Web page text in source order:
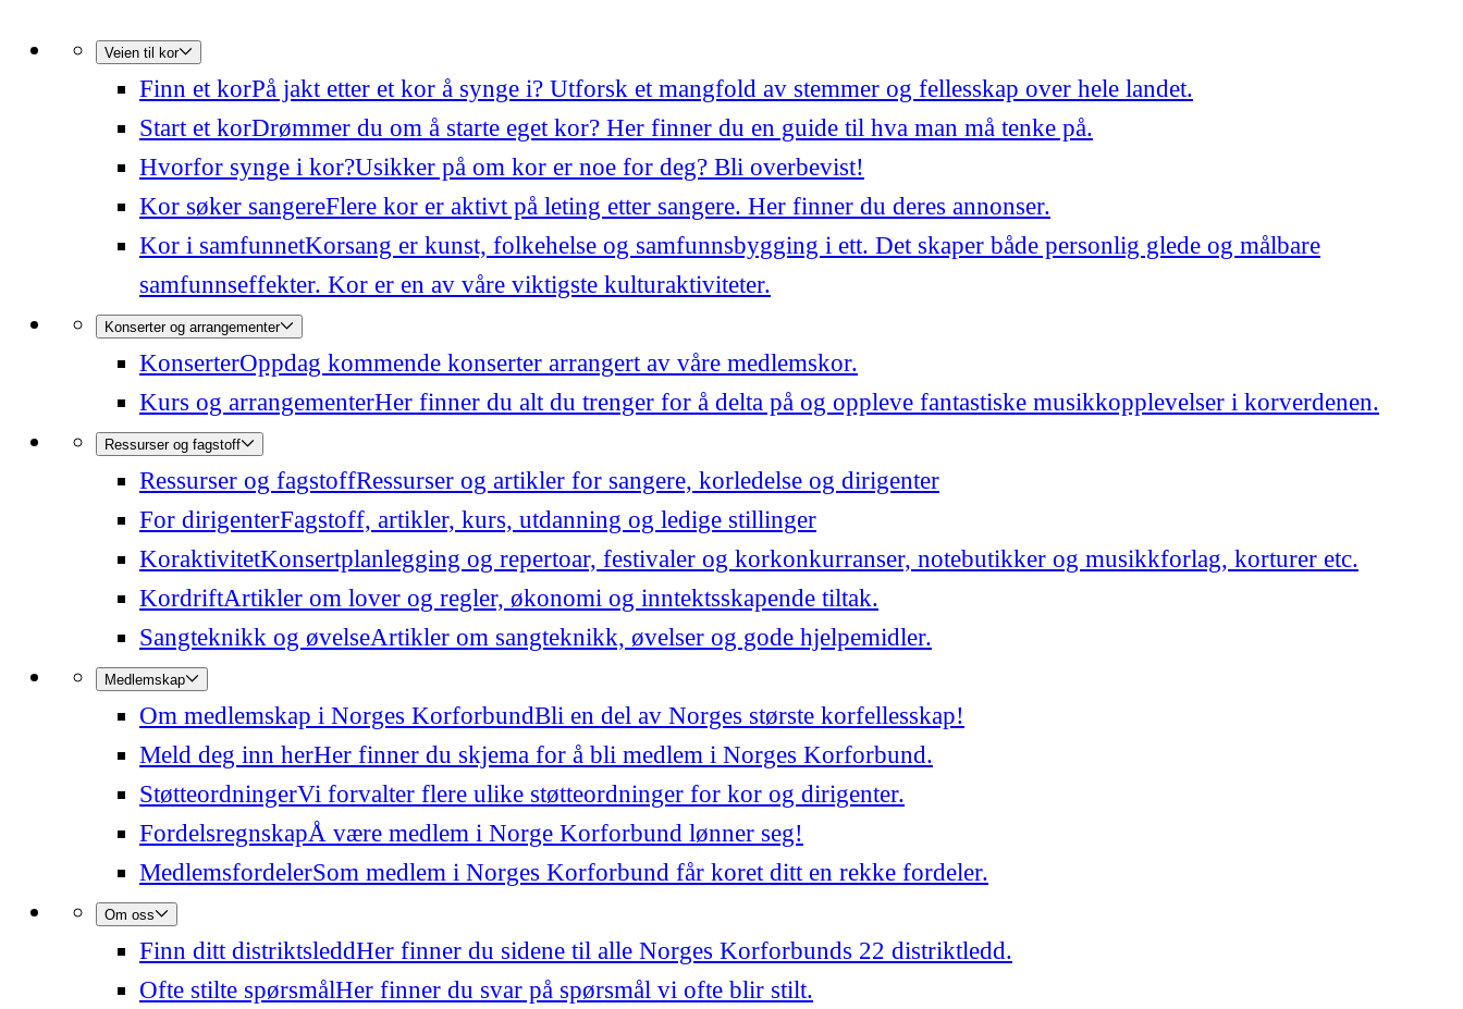
Veien til kor
Finn et korPå jakt etter et kor å synge i? Utforsk et mangfold av stemmer og fellesskap over hele landet.
Start et korDrømmer du om å starte eget kor? Her finner du en guide til hva man må tenke på.
Hvorfor synge i kor?Usikker på om kor er noe for deg? Bli overbevist!
Kor søker sangereFlere kor er aktivt på leting etter sangere. Her finner du deres annonser.
Kor i samfunnetKorsang er kunst, folkehelse og samfunnsbygging i ett. Det skaper både personlig glede og målbare
samfunnseffekter. Kor er en av våre viktigste kulturaktiviteter.
Konserter og arrangementer
KonserterOppdag kommende konserter arrangert av våre medlemskor.
Kurs og arrangementerHer finner du alt du trenger for å delta på og oppleve fantastiske musikkopplevelser i korverdenen.
Ressurser og fagstoff
Ressurser og fagstoffRessurser og artikler for sangere, korledelse og dirigenter
For dirigenterFagstoff, artikler, kurs, utdanning og ledige stillinger
KoraktivitetKonsertplanlegging og repertoar, festivaler og korkonkurranser, notebutikker og musikkforlag, korturer etc.
KordriftArtikler om lover og regler, økonomi og inntektsskapende tiltak.
Sangteknikk og øvelseArtikler om sangteknikk, øvelser og gode hjelpemidler.
Medlemskap
Om medlemskap i Norges KorforbundBli en del av Norges største korfellesskap!
Meld deg inn herHer finner du skjema for å bli medlem i Norges Korforbund.
StøtteordningerVi forvalter flere ulike støtteordninger for kor og dirigenter.
FordelsregnskapÅ være medlem i Norge Korforbund lønner seg!
MedlemsfordelerSom medlem i Norges Korforbund får koret ditt en rekke fordeler.
Om oss
Finn ditt distriktsleddHer finner du sidene til alle Norges Korforbunds 22 distriktledd.
Ofte stilte spørsmålHer finner du svar på spørsmål vi ofte blir stilt.